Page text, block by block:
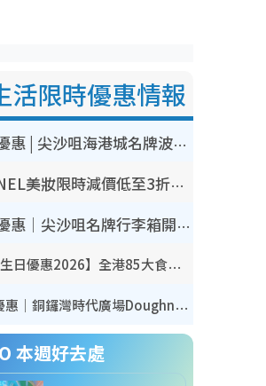
活限時優惠情報
開倉優惠 | 尖沙咀海港城名牌波鞋開倉低至1折！On鞋$899起／Joy&Peace鞋履$98起
CHANEL美妝限時減價低至3折！人氣粉底/唇膏/精華液低至$275！COCO香水都有平
開倉優惠｜尖沙咀名牌行李箱開倉低至4折！一連5日 American Tourister/ace./Hallmark $200起！
【8月生日優惠2026】全港85大食買玩著數攻略 自助餐/火鍋放題同行免費＋誠品/DONKI送現金券
開倉優惠｜銅鑼灣時代廣場Doughnut/Campo Marzio開倉低至1折！背囊、書包、手袋劈價$200起
本週好去處